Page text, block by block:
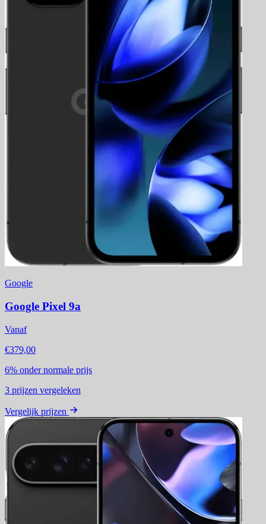
Google
Google Pixel 9a
Vanaf
€379,00
6% onder normale prijs
3 prijzen vergeleken
Vergelijk prijzen